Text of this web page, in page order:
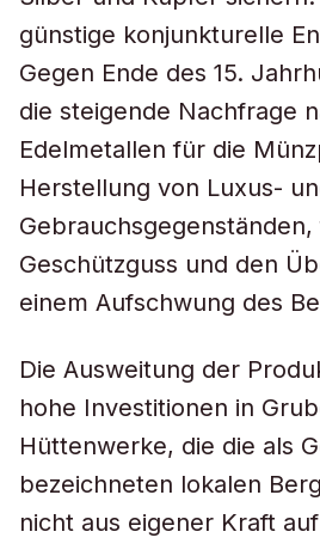
günstige konjunkturelle
Gegen Ende des 15.
die steigende Nachfrage
Edelmetallen für die
Herstellung von Luxus-
Geschützguss und den
einem Aufschwung des
Die Ausweitung der
hohe Investitionen in
Hüttenwerke, die die als
bezeichneten lokalen
nicht aus eigener Kraft